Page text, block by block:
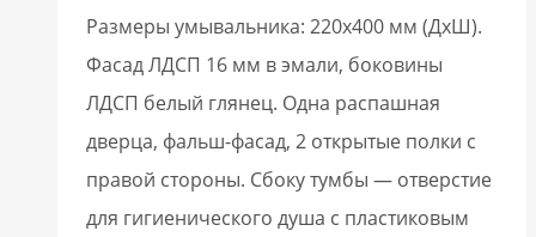
Размеры умывальника: 220х400 мм (ДхШ).
Фасад ЛДСП 16 мм в эмали, боковины
ЛДСП белый глянец. Одна распашная
дверца, фальш-фасад, 2 открытые полки с
правой стороны. Сбоку тумбы — отверстие
для гигиенического душа с пластиковым